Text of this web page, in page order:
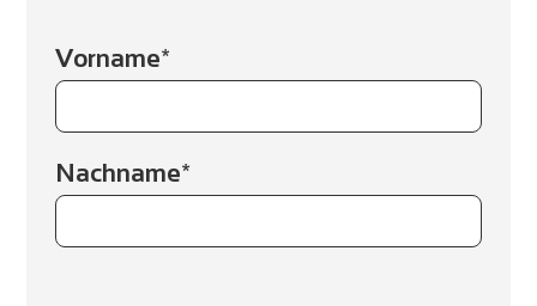
Vorname*
Nachname*